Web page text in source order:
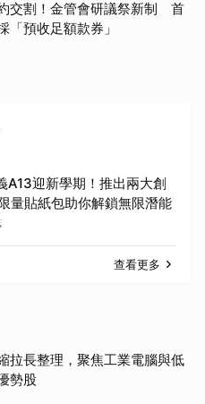
交割！金管會研議祭新制 首
「預收足額款券」
A13迎新學期！推出兩大創
量貼紙包助你解鎖無限潛能
查看更多
拉長整理，聚焦工業電腦與低
勢股